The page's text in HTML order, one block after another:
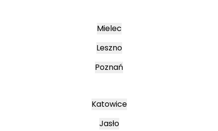
Mielec
Leszno
Poznań
Katowice
Jasło